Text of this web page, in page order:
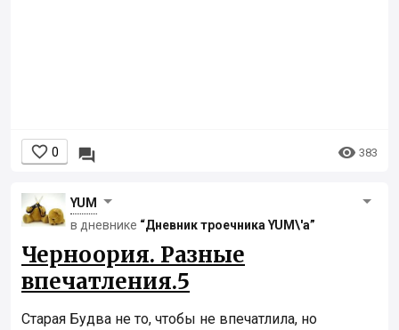
 0   383
YUM
в дневнике “Дневник троечника YUM\'а”
Черноория. Разные
впечатления.5
Старая Будва не то, чтобы не впечатлила, но